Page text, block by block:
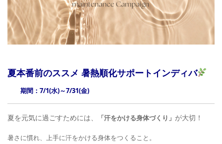
夏本番前のススメ 暑熱順化サポートインディバ
期間：7/1(水)～7/31(金)
夏を元気に過ごすためには、 「汗をかける身体づくり」 が大切！
暑さに慣れ、上手に汗をかける身体をつくること。